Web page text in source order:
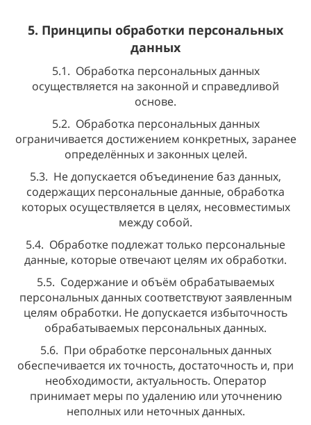
5. Принципы обработки персональных
данных
5.1. Обработка персональных данных
осуществляется на законной и справедливой
основе.
5.2. Обработка персональных данных
ограничивается достижением конкретных, заранее
определённых и законных целей.
5.3. Не допускается объединение баз данных,
содержащих персональные данные, обработка
которых осуществляется в целях, несовместимых
между собой.
5.4. Обработке подлежат только персональные
данные, которые отвечают целям их обработки.
5.5. Содержание и объём обрабатываемых
персональных данных соответствуют заявленным
целям обработки. Не допускается избыточность
обрабатываемых персональных данных.
5.6. При обработке персональных данных
обеспечивается их точность, достаточность и, при
необходимости, актуальность. Оператор
принимает меры по удалению или уточнению
неполных или неточных данных.